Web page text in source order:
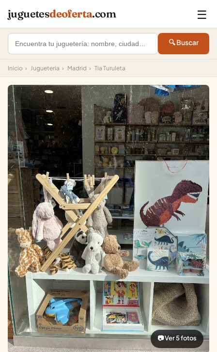
juguetesdeoferta.com ☰
🔍 Buscar
Inicio › Jugueteria › Madrid › Tia Turuleta
📷 Ver 5 fotos